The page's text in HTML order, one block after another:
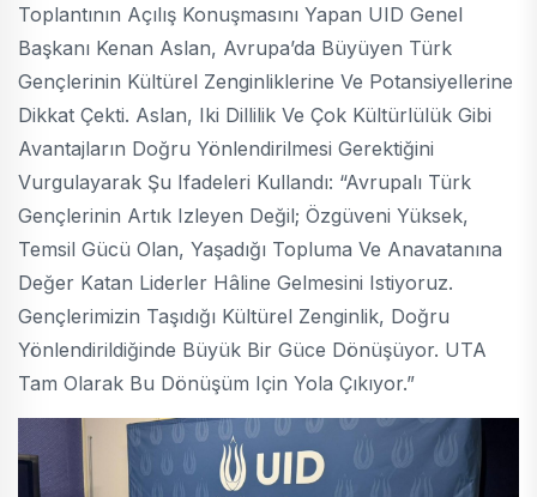
Toplantının Açılış Konuşmasını Yapan UID Genel
Başkanı Kenan Aslan, Avrupa’da Büyüyen Türk
Gençlerinin Kültürel Zenginliklerine Ve Potansiyellerine
Dikkat Çekti. Aslan, Iki Dillilik Ve Çok Kültürlülük Gibi
Avantajların Doğru Yönlendirilmesi Gerektiğini
Vurgulayarak Şu Ifadeleri Kullandı: “Avrupalı Türk
Gençlerinin Artık Izleyen Değil; Özgüveni Yüksek,
Temsil Gücü Olan, Yaşadığı Topluma Ve Anavatanına
Değer Katan Liderler Hâline Gelmesini Istiyoruz.
Gençlerimizin Taşıdığı Kültürel Zenginlik, Doğru
Yönlendirildiğinde Büyük Bir Güce Dönüşüyor. UTA
Tam Olarak Bu Dönüşüm Için Yola Çıkıyor.”